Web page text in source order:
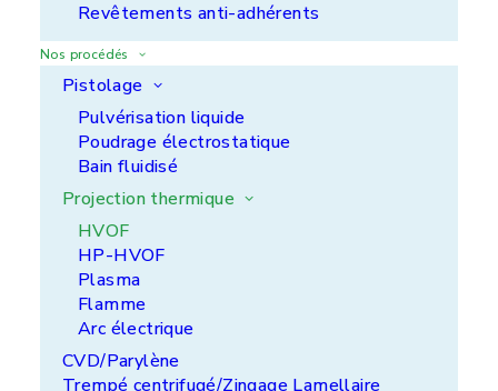
Revêtements anti-adhérents
Nos procédés
Pistolage
Pulvérisation liquide
Poudrage électrostatique
Bain fluidisé
Projection thermique
HVOF
HP-HVOF
Plasma
Flamme
Arc électrique
CVD/Parylène
Trempé centrifugé/Zingage Lamellaire